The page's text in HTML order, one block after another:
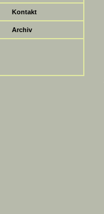
Kontakt
Archiv